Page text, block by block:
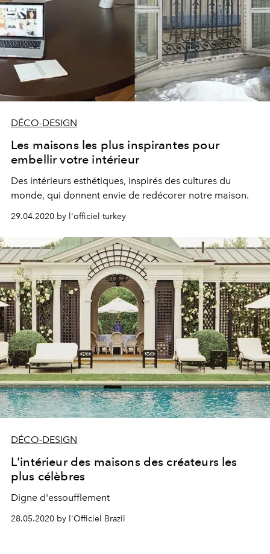
DÉCO-DESIGN
Les maisons les plus inspirantes pour
embellir votre intérieur
Des intérieurs esthétiques, inspirés des cultures du
monde, qui donnent envie de redécorer notre maison.
29.04.2020 by l'officiel turkey
DÉCO-DESIGN
L'intérieur des maisons des créateurs les
plus célèbres
Digne d'essoufflement
28.05.2020 by l'Officiel Brazil